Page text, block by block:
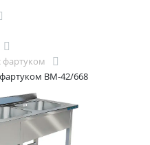
фартуком
ВМ-42/668